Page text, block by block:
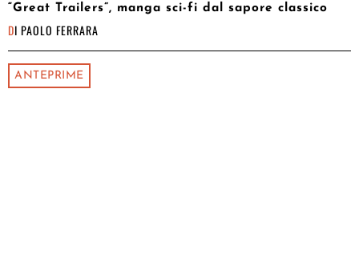
“Great Trailers”, manga sci-fi dal sapore classico
DI PAOLO FERRARA
ANTEPRIME